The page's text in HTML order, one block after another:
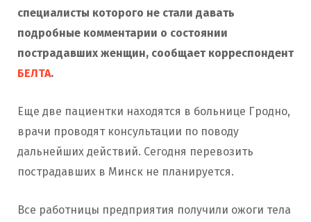
специалисты которого не стали давать
подробные комментарии о состоянии
пострадавших женщин, сообщает корреспондент
БЕЛТА.
Еще две пациентки находятся в больнице Гродно,
врачи проводят консультации по поводу
дальнейших действий. Сегодня перевозить
пострадавших в Минск не планируется.
Все работницы предприятия получили ожоги тела